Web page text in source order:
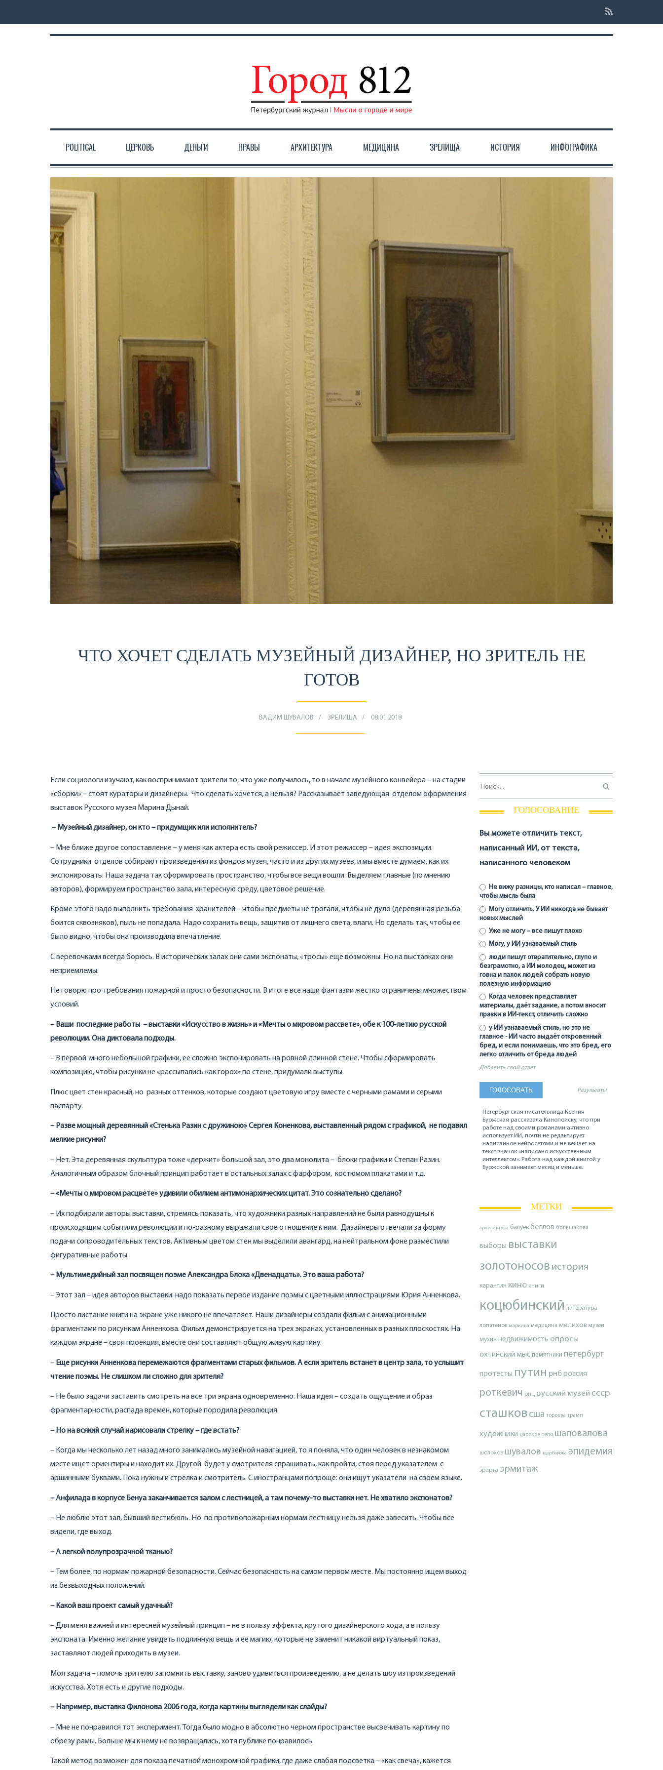
POLITICAL ЦЕРКОВЬ ДЕНЬГИ НРАВЫ АРХИТЕКТУРА МЕДИЦИНА ЗРЕЛИЩА ИСТОРИЯ ИНФОГРАФИКА
ЧТО ХОЧЕТ СДЕЛАТЬ МУЗЕЙНЫЙ ДИЗАЙНЕР, НО ЗРИТЕЛЬ НЕ
ГОТОВ
ВАДИМ ШУВАЛОВ ЗРЕЛИЩА 08.01.2018
Если социологи изучают, как воспринимают зрители то, что уже получилось, то в начале музейного конвейера – на стадии
«сборки» – стоят кураторы и дизайнеры. Что сделать хочется, а нельзя? Рассказывает заведующая отделом оформления
выставок Русского музея Марина Дынай.
– Музейный дизайнер, он кто – придумщик или исполнитель?
– Мне ближе другое сопоставление – у меня как актера есть свой режиссер. И этот режиссер – идея экспозиции.
Сотрудники отделов собирают произведения из фондов музея, часто и из других музеев, и мы вместе думаем, как их
экспонировать. Наша задача так сформировать пространство, чтобы все вещи вошли. Выделяем главные (по мнению
авторов), формируем пространство зала, интересную среду, цветовое решение.
Кроме этого надо выполнить требования хранителей – чтобы предметы не трогали, чтобы не дуло (деревянная резьба
боится сквозняков), пыль не попадала. Надо сохранить вещь, защитив от лишнего света, влаги. Но сделать так, чтобы ее
было видно, чтобы она производила впечатление.
С веревочками всегда борюсь. В исторических залах они сами экспонаты, «тросы» еще возможны. Но на выставках они
неприемлемы.
Не говорю про требования пожарной и просто безопасности. В итоге все наши фантазии жестко ограничены множеством
условий.
– Ваши последние работы – выставки «Искусство в жизнь» и «Мечты о мировом рассвете», обе к 100-летию русской
революции. Она диктовала подходы.
– В первой много небольшой графики, ее сложно экспонировать на ровной длинной стене. Чтобы сформировать
композицию, чтобы рисунки не «рассыпались как горох» по стене, придумали выступы.
Плюс цвет стен красный, но разных оттенков, которые создают цветовую игру вместе с черными рамами и серыми
паспарту.
– Разве мощный деревянный «Стенька Разин с дружиною» Сергея Коненкова, выставленный рядом с графикой, не подавил
мелкие рисунки?
– Нет. Эта деревянная скульптура тоже «держит» большой зал, это два монолита – блоки графики и Степан Разин.
Аналогичным образом блочный принцип работает в остальных залах с фарфором, костюмом плакатами и т.д.
– «Мечты о мировом расцвете» удивили обилием антимонархических цитат. Это сознательно сделано?
– Их подбирали авторы выставки, стремясь показать, что художники разных направлений не были равнодушны к
происходящим событиям революции и по-разному выражали свое отношение к ним. Дизайнеры отвечали за форму
подачи сопроводительных текстов. Активным цветом стен мы выделили авангард, на нейтральном фоне разместили
фигуративные работы.
– Мультимедийный зал посвящен поэме Александра Блока «Двенадцать». Это ваша работа?
– Этот зал – идея авторов выставки: надо показать первое издание поэмы с цветными иллюстрациями Юрия Анненкова.
Просто листание книги на экране уже никого не впечатляет. Наши дизайнеры создали фильм с анимационными
фрагментами по рисункам Анненкова. Фильм демонстрируется на трех экранах, установленных в разных плоскостях. На
каждом экране – своя проекция, вместе они составляют общую живую картину.
– Еще рисунки Анненкова перемежаются фрагментами старых фильмов. А если зритель встанет в центр зала, то услышит
чтение поэмы. Не слишком ли сложно для зрителя?
– Не было задачи заставить смотреть на все три экрана одновременно. Наша идея – создать ощущение и образ
фрагментарности, распада времен, которые породила революция.
– Но на всякий случай нарисовали стрелку – где встать?
– Когда мы несколько лет назад много занимались музейной навигацией, то я поняла, что один человек в незнакомом
месте ищет ориентиры и находит их. Другой будет у смотрителя спрашивать, как пройти, стоя перед указателем с
аршинными буквами. Пока нужны и стрелка и смотритель. С иностранцами попроще: они ищут указатели на своем языке.
– Анфилада в корпусе Бенуа заканчивается залом с лестницей, а там почему-то выставки нет. Не хватило экспонатов?
– Не люблю этот зал, бывший вестибюль. Но по противопожарным нормам лестницу нельзя даже завесить. Чтобы все
видели, где выход.
– А легкой полупрозрачной тканью?
– Тем более, по нормам пожарной безопасности. Сейчас безопасность на самом первом месте. Мы постоянно ищем выход
из безвыходных положений.
– Какой ваш проект самый удачный?
– Для меня важней и интересней музейный принцип – не в пользу эффекта, крутого дизайнерского хода, а в пользу
экспоната. Именно желание увидеть подлинную вещь и ее магию, которые не заменит никакой виртуальный показ,
заставляют людей приходить в музеи.
Моя задача – помочь зрителю запомнить выставку, заново удивиться произведению, а не делать шоу из произведений
искусства. Хотя есть и другие подходы.
– Например, выставка Филонова 2006 года, когда картины выглядели как слайды?
– Мне не понравился тот эксперимент. Тогда было модно в абсолютно черном пространстве высвечивать картину по
обрезу рамы. Больше мы к нему не возвращались, хотя публике понравилось.
Такой метод возможен для показа печатной монохромной графики, где даже слабая подсветка – «как свеча», кажется
ГОЛОСОВАНИЕ
Вы можете отличить текст,
написанный ИИ, от текста,
написанного человеком
Не вижу разницы, кто написал – главное,
чтобы мысль была
Могу отличить. У ИИ никогда не бывает
новых мыслей
Уже не могу – все пишут плохо
Могу, у ИИ узнаваемый стиль
люди пишут отвратительно, глупо и
безграмотно, а ИИ молодец, может из
говна и палок людей собрать новую
полезную информацию
Когда человек представляет
материалы, даёт задание, а потом вносит
правки в ИИ-текст, отличить сложно
у ИИ узнаваемый стиль, но это не
главное - ИИ часто выдаёт откровенный
бред, и если понимаешь, что это бред, его
легко отличить от бреда людей
Добавить свой ответ
Результаты
Петербургская писательница Ксения
Буржская рассказала Кинопоиску, что при
работе над своими романами активно
использует ИИ, почти не редактирует
написанное нейросетями и не вешает на
текст значок «написано искусственным
интеллектом». Работа над каждой книгой у
Буржской занимает месяц и меньше.
МЕТКИ
архитектура балуев беглов большакова
выборы выставки
золотоносов история
карантин кино книги
коцюбинский литература
лопатенок маркина медицина мелихов музеи
мухин недвижимость опросы
охтинский мыс памятники петербург
протесты путин рнброссия
роткевич рпц русский музей ссср
сташков сша тороева трамп
художники царское село шаповалова
шолохов шувалов щербакова эпидемия
эрарта эрмитаж